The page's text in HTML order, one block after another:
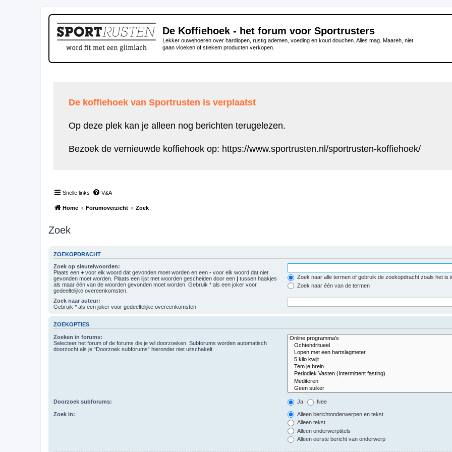
De Koffiehoek - het forum voor Sportrusters
Lekker ouwehoeren over hardlopen, rustig ademen, voeding en koud douchen. Alles mag. Maareh, niet
gaan vloeken of stiekem producten verkopen.
De koffiehoek van Sportrusten is verplaatst
Op deze plek kan je alleen nog berichten terugelezen.
Bezoek de vernieuwde koffiehoek op: https://www.sportrusten.nl/sportrusten-koffiehoek/
Snelle links V&A
Home Forumoverzicht Zoek
Zoek
ZOEKOPDRACHT
Zoek op sleutelwoorden:
Plaats een + voor elk woord dat gevonden moet worden en een - voor elk woord dat niet
gevonden moet worden. Plaats een lijst met woorden gescheiden door een | tussen haakjes
als maar één van de woorden gevonden moet worden. Gebruik * als een joker voor
gedeeltelijke overeenkomsten.
Zoek naar alle termen of gebruik de zoekopdracht zoals het is
Zoek naar één van de termen
Zoek naar auteur:
Gebruik * als een joker voor gedeeltelijke overeenkomsten.
ZOEKOPTIES
Zoeken in forums:
Selecteer het forum of de forums die je wil doorzoeken. Subforums worden automatisch
doorzocht als je “Doorzoek subforums“ hieronder niet uitschakelt.
Doorzoek subforums: Ja Nee
Zoek in:
Alleen berichtonderwerpen en tekst
Alleen tekst
Alleen onderwerptitels
Alleen eerste bericht van onderwerp